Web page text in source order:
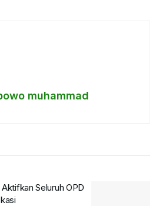
muhammad
Seluruh OPD